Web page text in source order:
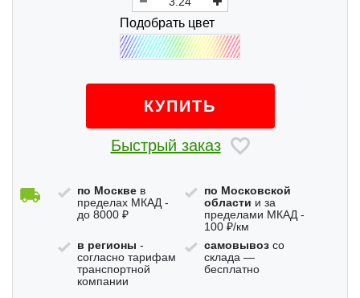
Подобрать цвет
КУПИТЬ
Быстрый заказ
по Москве в
пределах МКАД -
до 8000 ₽
по Московской
области и за
пределами МКАД -
100 ₽/км
в регионы -
согласно тарифам
транспортной
компании
самовывозсо
склада —
бесплатно